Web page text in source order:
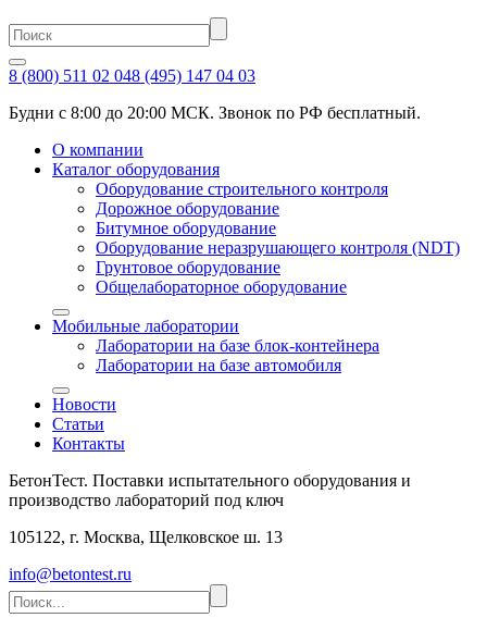
8 (800) 511 02 048 (495) 147 04 03
Будни с 8:00 до 20:00 МСК. Звонок по РФ бесплатный.
О компании
Каталог оборудования
Оборудование строительного контроля
Дорожное оборудование
Битумное оборудование
Оборудование неразрушающего контроля (NDT)
Грунтовое оборудование
Общелабораторное оборудование
Мобильные лаборатории
Лаборатории на базе блок-контейнера
Лаборатории на базе автомобиля
Новости
Статьи
Контакты
БетонТест. Поставки испытательного оборудования и
производство лабораторий под ключ
105122, г. Москва, Щелковское ш. 13
info@betontest.ru